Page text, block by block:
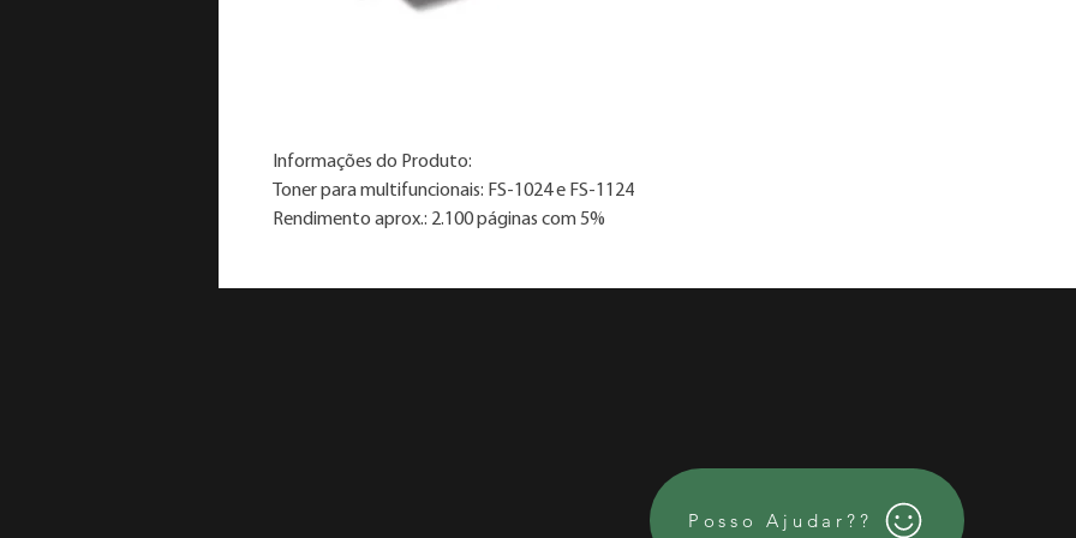
Informações do Produto:
Toner para multifuncionais: FS-1024 e FS-1124
Rendimento aprox.: 2.100 páginas com 5%
Posso Ajudar??